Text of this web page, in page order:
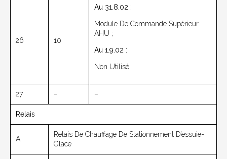
26 10
Au 31.8.02 :
Module De Commande Supérieur
AHU ;
Au 1.9.02 :
Non Utilisé.
27 – –
Relais
A
Relais De Chauffage De Stationnement D’essuie-
Glace